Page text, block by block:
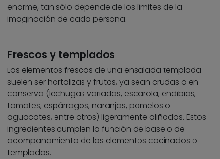
enorme, tan sólo depende de los límites de la
imaginación de cada persona.
Frescos y templados
Los elementos frescos de una ensalada templada
suelen ser hortalizas y frutas, ya sean crudas o en
conserva (lechugas variadas, escarola, endibias,
tomates, espárragos, naranjas, pomelos o
aguacates, entre otros) ligeramente aliñados. Estos
ingredientes cumplen la función de base o de
acompañamiento de los elementos cocinados o
templados.